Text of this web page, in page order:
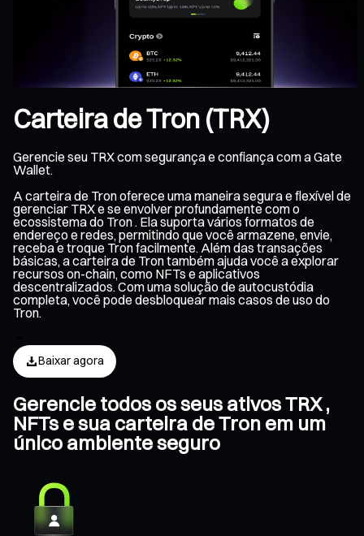
Carteira de Tron (TRX)
Gerencie seu TRX com segurança e confiança com a Gate
Wallet.
A carteira de Tron oferece uma maneira segura e flexível de
gerenciar TRX e se envolver profundamente com o
ecossistema do Tron . Ela suporta vários formatos de
endereço e redes, permitindo que você armazene, envie,
receba e troque Tron facilmente. Além das transações
básicas, a carteira de Tron também ajuda você a explorar
recursos on-chain, como NFTs e aplicativos
descentralizados. Com uma solução de autocustódia
completa, você pode desbloquear mais casos de uso do
Tron.
Baixar agora
Gerencie todos os seus ativos TRX ,
NFTs e sua carteira de Tron em um
único ambiente seguro